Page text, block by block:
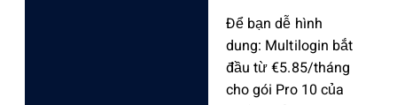
Để bạn dễ hình
dung: Multilogin bắt
đầu từ €5.85/tháng
cho gói Pro 10 của